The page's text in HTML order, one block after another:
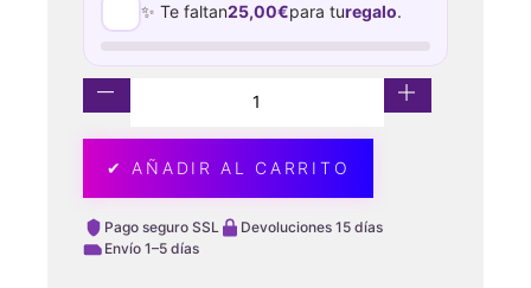
✨ Te faltan25,00€para turegalo.
✔ AÑADIR AL CARRITO
Pago seguro SSL
Devoluciones 15 días
Envío 1–5 días